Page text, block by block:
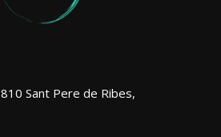
Sant Pere de Ribes,